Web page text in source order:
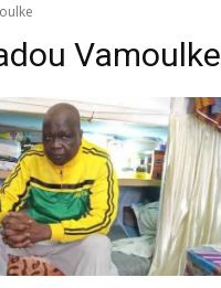
Vamoulke